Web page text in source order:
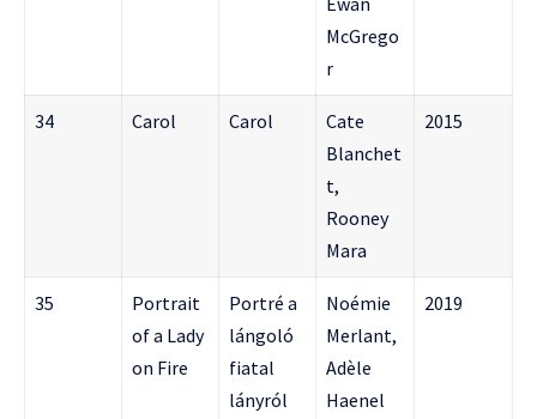
McGrego
r
34 Carol Carol
Cate
Blanchet
t,
Rooney
Mara
2015
35
Portrait
of a Lady
on Fire
Portré a
lángoló
fiatal
lányról
Noémie
Merlant,
Adèle
Haenel
2019